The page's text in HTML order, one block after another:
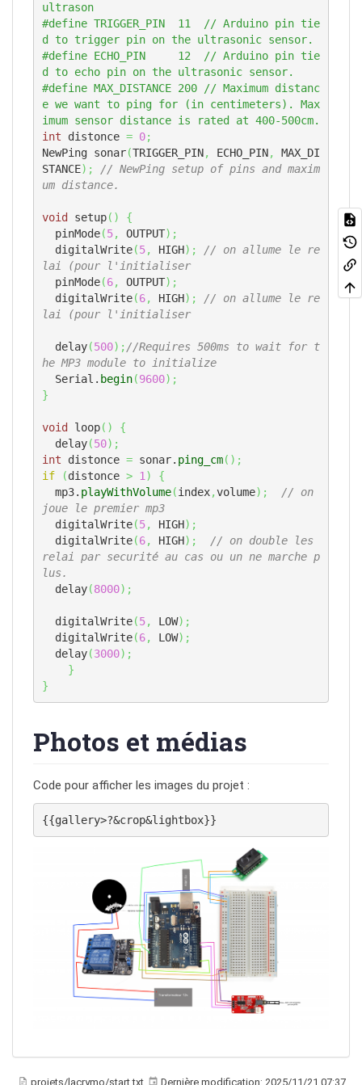
ultrason
#define TRIGGER_PIN  11  // Arduino pin tie
d to trigger pin on the ultrasonic sensor.
#define ECHO_PIN     12  // Arduino pin tie
d to echo pin on the ultrasonic sensor.
#define MAX_DISTANCE 200 // Maximum distanc
e we want to ping for (in centimeters). Max
imum sensor distance is rated at 400-500cm.
int distonce = 0;
NewPing sonar(TRIGGER_PIN, ECHO_PIN,
MAX_DI
STANCE) ;
// NewPing setup of pins and maxim
um distance.
void setup( )
{
  pinMode
(5, OUTPUT) ;
  digitalWrite
(5, HIGH) ;
// on allume le re
lai (pour l'initialiser
  pinMode
(6, OUTPUT) ;
  digitalWrite
(6, HIGH) ;
// on allume le re
lai (pour l'initialiser
  delay
(500) ; //Requires 500ms to wait for t
he MP3 module to initialize
  Serial.
begin(9600) ;
}
void loop( )
{
  delay
(50) ;
int distonce = sonar. ping_cm( ) ;
if
(distonce > 1)
{
  mp3.
playWithVolume(index,volume) ;
// on
joue le premier mp3
  digitalWrite
(5, HIGH) ;
  digitalWrite
(6, HIGH) ;
// on double les
relai par securité au cas ou un ne marche p
lus.
  delay
(8000) ;
  digitalWrite
(5, LOW) ;
  digitalWrite
(6, LOW) ;
  delay
(3000) ;
}
}
Photos et médias
Code pour afficher les images du projet :
{{gallery>?&crop&lightbox}}
projets/lacrymo/start.txt Dernière modification: 2025/11/21 07:37